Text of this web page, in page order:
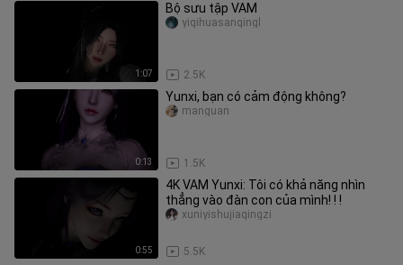
1:07
Bộ sưu tập VAM
2.5K
yiqihuasanqingl
0:13
Yunxi, bạn có cảm động không?
1.5K
manguan
0:55
4K VAM Yunxi: Tôi có khả năng nhìn
thẳng vào đàn con của mình! ! !
5.5K
xuniyishujiaqingzi